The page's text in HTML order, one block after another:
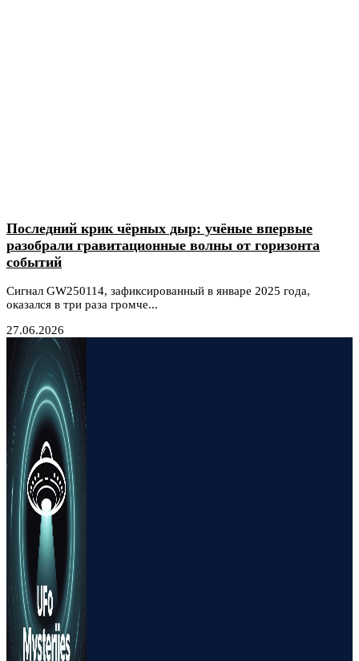
Последний крик чёрных дыр: учёные впервые
разобрали гравитационные волны от горизонта
событий
Сигнал GW250114, зафиксированный в январе 2025 года,
оказался в три раза громче...
27.06.2026